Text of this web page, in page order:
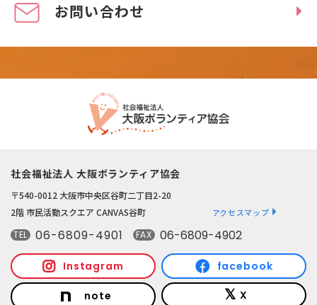
お問い合わせ
社会福祉法人 大阪ボランティア協会
〒540-0012 大阪市中央区谷町二丁目2-20
2階 市民活動スクエア CANVAS谷町
アクセスマップ
TEL 06-6809-4901 FAX 06-6809-4902
Instagram facebook
note X